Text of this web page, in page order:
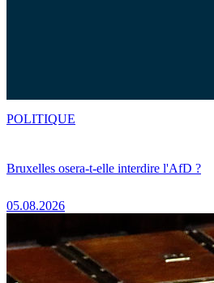
Bruxelles osera-t-elle interdire l'AfD ?
05.08.2026
POLITIQUE